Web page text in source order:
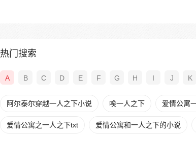
热门搜索
A B C D E F G H I J K
阿尔泰尔穿越一人之下小说 唉一人之下 爱情公寓
爱情公寓之一人之下txt 爱情公寓和一人之下的小说